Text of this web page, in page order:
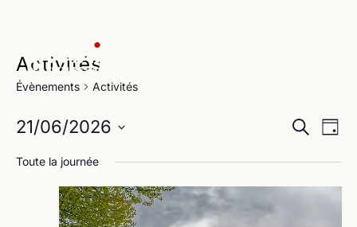
Activités
Évènements Activités
et
Recherche
Jour
21/06/2026
une
Toute la journée